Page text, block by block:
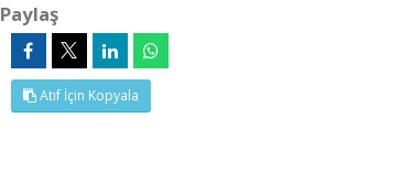
Paylaş
Atıf İçin Kopyala